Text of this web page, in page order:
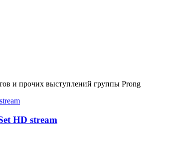
и прочих выступлений группы Prong
HD stream